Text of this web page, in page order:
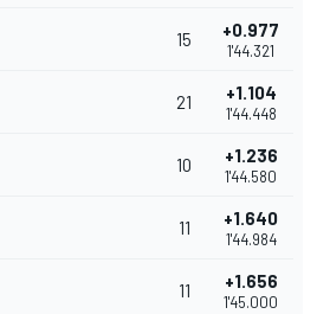
15 +0.977
1'44.321
21 +1.104
1'44.448
10 +1.236
1'44.580
11 +1.640
1'44.984
11 +1.656
1'45.000